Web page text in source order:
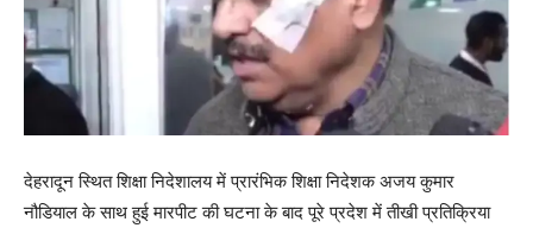
देहरादून स्थित शिक्षा निदेशालय में प्रारंभिक शिक्षा निदेशक अजय कुमार
नौडियाल के साथ हुई मारपीट की घटना के बाद पूरे प्रदेश में तीखी प्रतिक्रिया